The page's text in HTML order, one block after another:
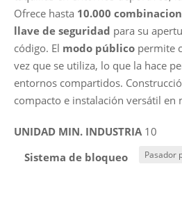
Ofrece hasta 10.000
llave de seguridad para su
código. El modo públicopermite
vez que se utiliza, lo que la hace
entornos compartidos.
compacto e instalación versátil en
UNIDAD MIN. INDUSTRIA 10
Sistema de bloqueo